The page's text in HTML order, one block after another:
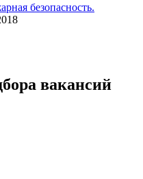
безопасность.
вакансий